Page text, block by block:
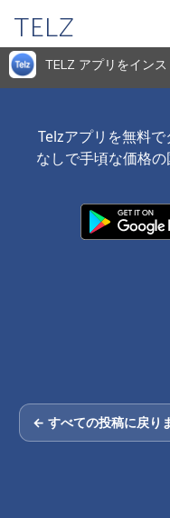
TELZ
TELZ アプリをイン
Telzアプリを無料
なしで手頃な価格の
← すべての投稿に戻り